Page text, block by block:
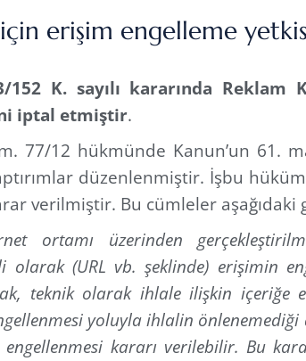
erişim engelleme
K. sayılı kararında Reklam
iptal etmiştir.
77/12 hükmünde Kanun’un 61.
düzenlenmiştir. İşbu
verilmiştir. Bu cümleler aşağıdaki
ortamı üzerinden
olarak (URL vb. şeklinde) erişimin
teknik olarak ihlale ilişkin içeriğe
yoluyla ihlalin
kararı verilebilir. Bu